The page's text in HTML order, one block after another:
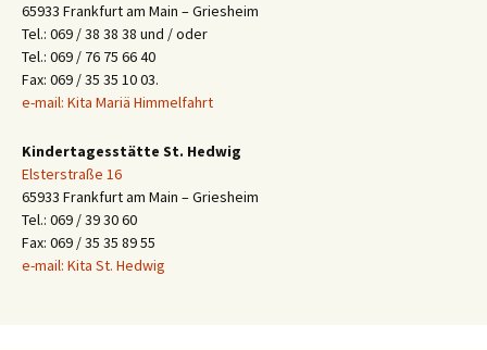
65933 Frankfurt am Main – Griesheim
Tel.: 069 / 38 38 38 und / oder
Tel.: 069 / 76 75 66 40
Fax: 069 / 35 35 10 03.
e-mail: Kita Mariä Himmelfahrt
Kindertagesstätte St. Hedwig
Elsterstraße 16
65933 Frankfurt am Main – Griesheim
Tel.: 069 / 39 30 60
Fax: 069 / 35 35 89 55
e-mail: Kita St. Hedwig